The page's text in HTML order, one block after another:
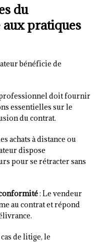
du
pratiques
bénéficie de
doit fournir
essentielles sur le
du contrat.
achats à distance ou
dispose
pour se rétracter sans
: Le vendeur
au contrat et répond
cas de litige, le